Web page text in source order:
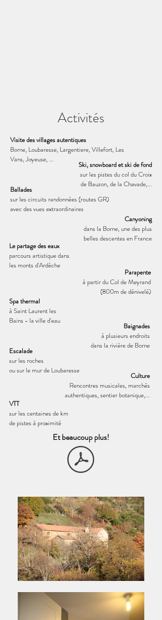
Activités
Visite des villages autentiques
Borne, Loubaresse, Largentiere, Villefort, Les
Vans, Joyeuse, ...
Ballades
sur les circuits randonnées (routes GR)
avec des vues extraordinaires
Ski, snowboard et ski de fond
sur les pistes du col du Croix
de Bauzon, de la Chavade,...
Canyoning
dans la Borne, une des plus
belles descentes en France
Le partage des eaux
parcours artistique dans
les monts d'Ardèche
Parapente
à partir du Col de Meyrand
(800m de dénivelé)
Spa thermal
à Saint Laurent les
Bains - la ville d'eau
Baignades
à plusieurs endroits
dans la rivière de Borne
Escalade
sur les roches
ou sur le mur de Loubaresse
Culture
Rencontres musicales, marchés
authentiques, sentier botanique,...
VTT
sur les centaines de km
de pistes à proximité
Et beaucoup plus!